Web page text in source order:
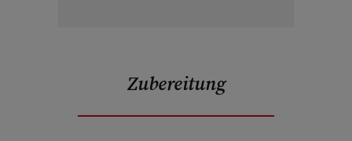
Zubereitung